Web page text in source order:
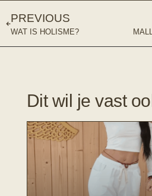
PREVIOUS
WAT IS HOLISME?
Dit wil je vast